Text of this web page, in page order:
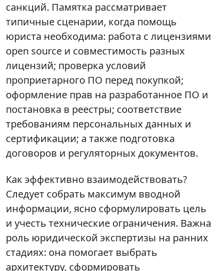
санкций. Памятка рассматривает
типичные сценарии, когда помощь
юриста необходима: работа с лицензиями
open source и совместимость разных
лицензий; проверка условий
проприетарного ПО перед покупкой;
оформление прав на разработанное ПО и
постановка в реестры; соответствие
требованиям персональных данных и
сертификации; а также подготовка
договоров и регуляторных документов.
Как эффективно взаимодействовать?
Следует собрать максимум вводной
информации, ясно сформулировать цель
и учесть технические ограничения. Важна
роль юридической экспертизы на ранних
стадиях: она помогает выбрать
архитектуру, сформировать